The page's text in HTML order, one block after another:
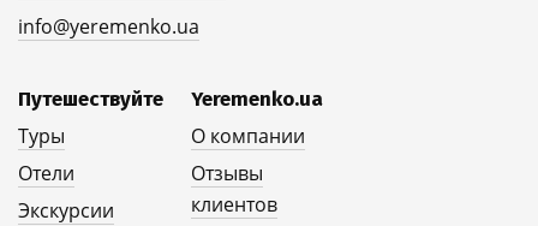
info@yeremenko.ua
Путешествуйте
Туры
Отели
Экскурсии
Yeremenko.ua
О компании
Отзывы
клиентов